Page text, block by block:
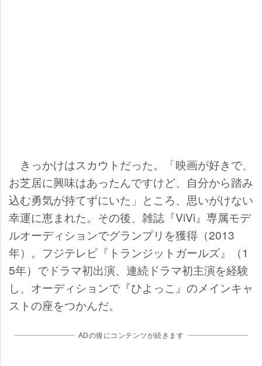
きっかけはスカウトだった。「映画が好きで、
お芝居に興味はあったんですけど、自分から踏み
込む勇気が持てずにいた」ところ、思いがけない
幸運に恵まれた。その後、雑誌『ViVi』専属モデ
ルオーディションでグランプリを獲得（2013
年）。フジテレビ『トランジットガールズ』（1
5年）でドラマ初出演、連続ドラマ初主演を経験
し、オーディションで『ひよっこ』のメインキャ
ストの座をつかんだ。
ADの後にコンテンツが続きます